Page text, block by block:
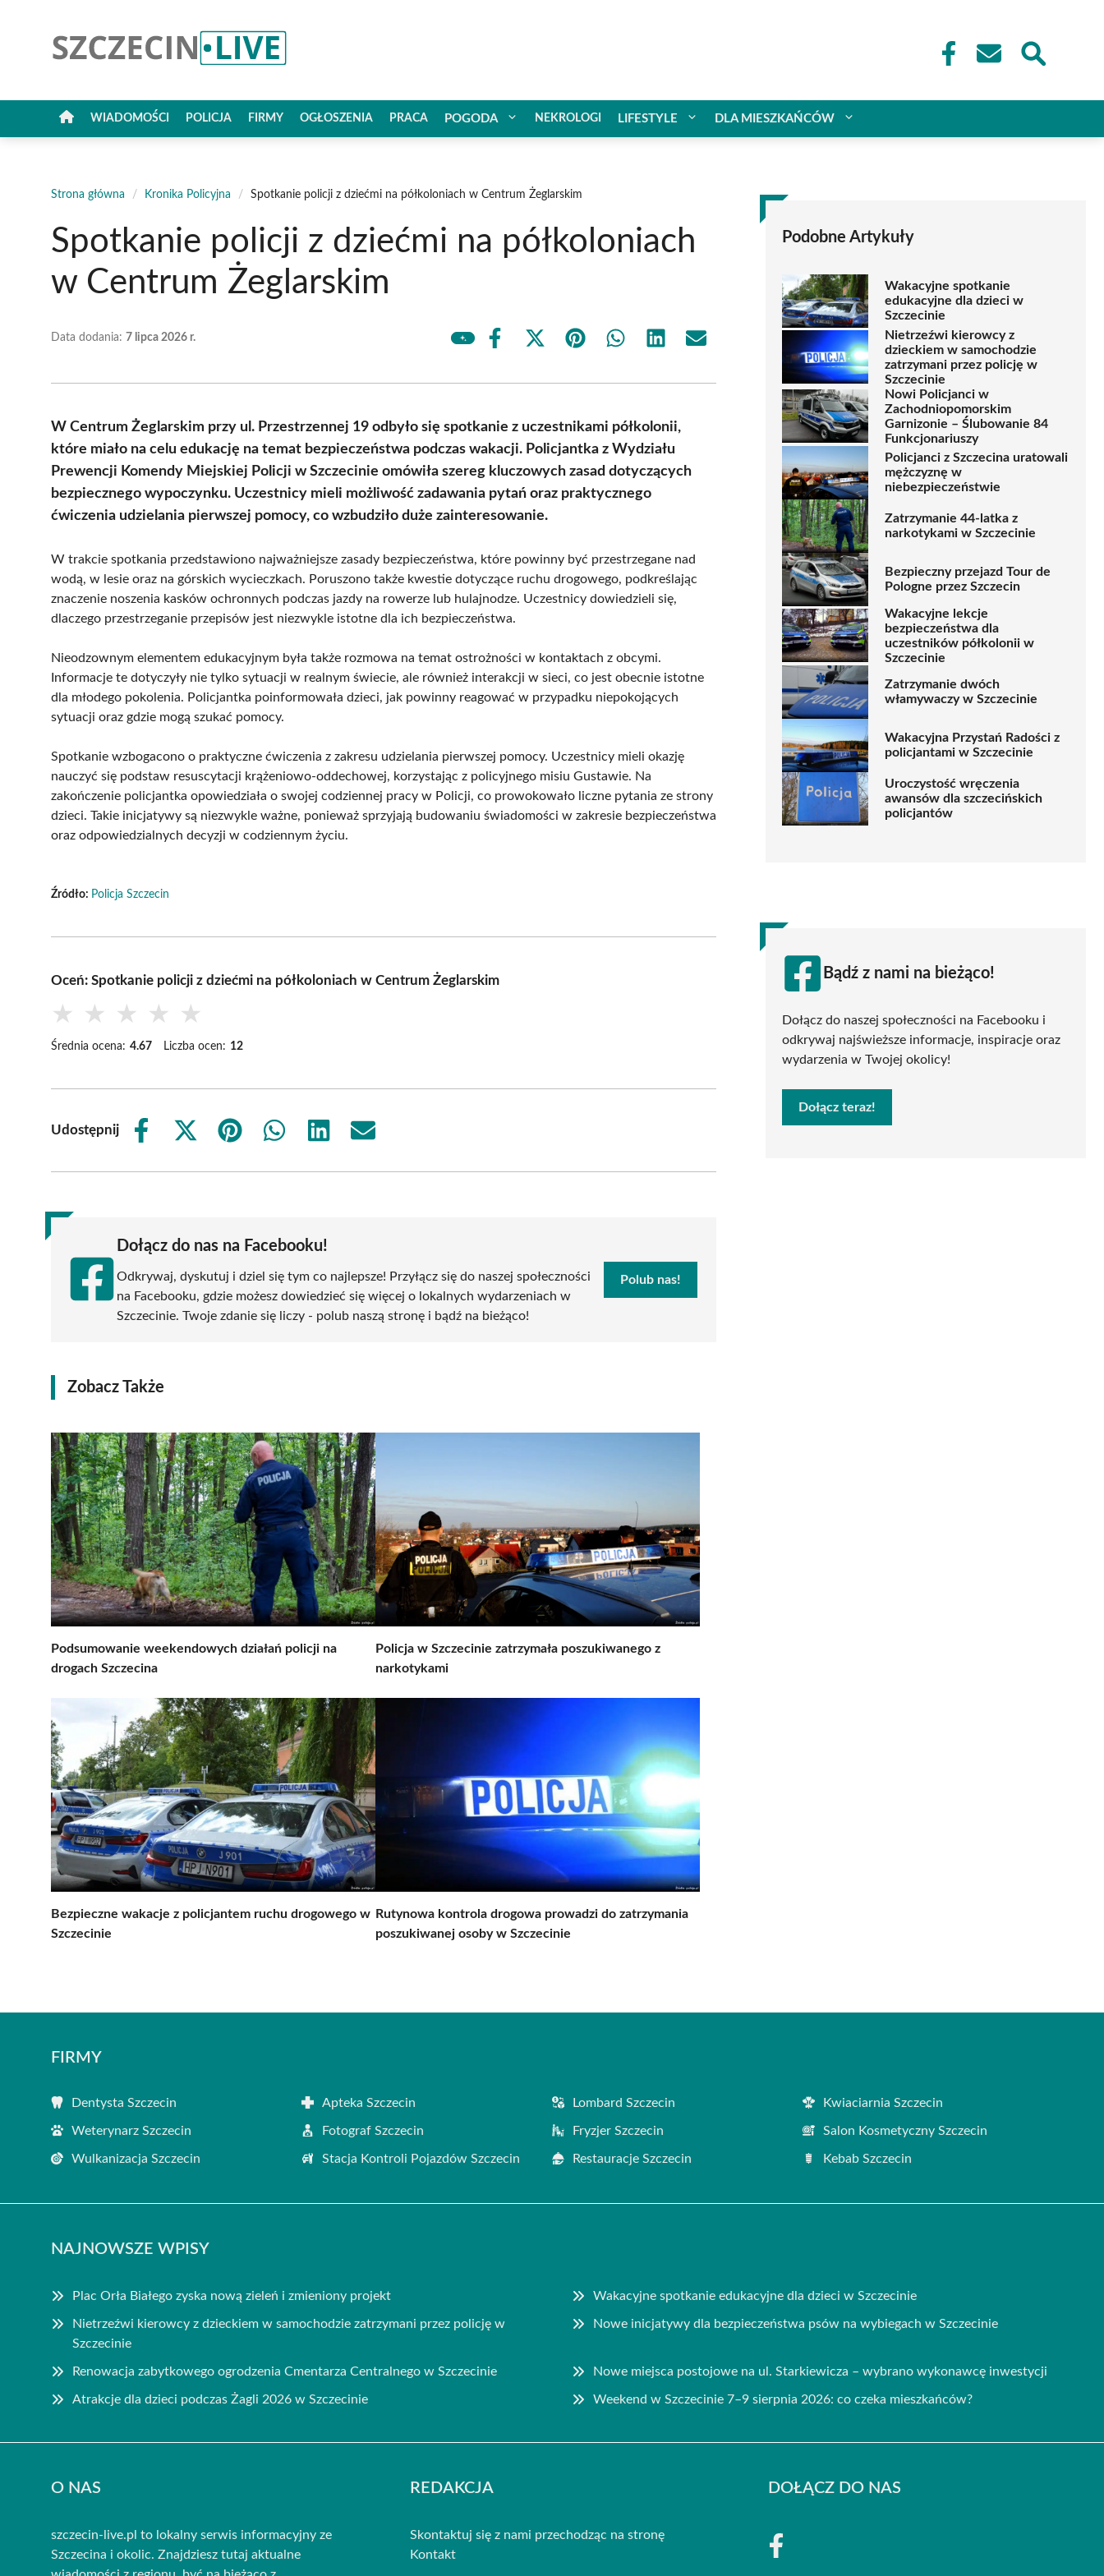
WIADOMOŚCI POLICJA FIRMY OGŁOSZENIA PRACA POGODA NEKROLOGI LIFESTYLE DLA MIESZKAŃCÓW
Strona główna / Kronika Policyjna / Spotkanie policji z dziećmi na półkoloniach w Centrum Żeglarskim
Spotkanie policji z dziećmi na półkoloniach
w Centrum Żeglarskim
Data dodania: 7 lipca 2026 r.
Share
Share
(Twitter)
Share Share Share Share
W Centrum Żeglarskim przy ul. Przestrzennej 19 odbyło się spotkanie z uczestnikami półkolonii,
które miało na celu edukację na temat bezpieczeństwa podczas wakacji. Policjantka z Wydziału
Prewencji Komendy Miejskiej Policji w Szczecinie omówiła szereg kluczowych zasad dotyczących
bezpiecznego wypoczynku. Uczestnicy mieli możliwość zadawania pytań oraz praktycznego
ćwiczenia udzielania pierwszej pomocy, co wzbudziło duże zainteresowanie.
W trakcie spotkania przedstawiono najważniejsze zasady bezpieczeństwa, które powinny być przestrzegane nad
wodą, w lesie oraz na górskich wycieczkach. Poruszono także kwestie dotyczące ruchu drogowego, podkreślając
znaczenie noszenia kasków ochronnych podczas jazdy na rowerze lub hulajnodze. Uczestnicy dowiedzieli się,
dlaczego przestrzeganie przepisów jest niezwykle istotne dla ich bezpieczeństwa.
Nieodzownym elementem edukacyjnym była także rozmowa na temat ostrożności w kontaktach z obcymi.
Informacje te dotyczyły nie tylko sytuacji w realnym świecie, ale również interakcji w sieci, co jest obecnie istotne
dla młodego pokolenia. Policjantka poinformowała dzieci, jak powinny reagować w przypadku niepokojących
sytuacji oraz gdzie mogą szukać pomocy.
Spotkanie wzbogacono o praktyczne ćwiczenia z zakresu udzielania pierwszej pomocy. Uczestnicy mieli okazję
nauczyć się podstaw resuscytacji krążeniowo-oddechowej, korzystając z policyjnego misiu Gustawie. Na
zakończenie policjantka opowiedziała o swojej codziennej pracy w Policji, co prowokowało liczne pytania ze strony
dzieci. Takie inicjatywy są niezwykle ważne, ponieważ sprzyjają budowaniu świadomości w zakresie bezpieczeństwa
oraz odpowiedzialnych decyzji w codziennym życiu.
Źródło: Policja Szczecin
Oceń: Spotkanie policji z dziećmi na półkoloniach w Centrum Żeglarskim
★ ★ ★ ★ ★
Średnia ocena: 4.67 Liczba ocen: 12
Udostępnij
Share
Share
(Twitter)
Share
Share
Share
Share
Dołącz do nas na Facebooku!
Odkrywaj, dyskutuj i dziel się tym co najlepsze! Przyłącz się do naszej społeczności
na Facebooku, gdzie możesz dowiedzieć się więcej o lokalnych wydarzeniach w
Szczecinie. Twoje zdanie się liczy - polub naszą stronę i bądź na bieżąco!
Polub nas!
Zobacz Także
Podsumowanie weekendowych działań policji na
drogach Szczecina
Policja w Szczecinie zatrzymała poszukiwanego z
narkotykami
Bezpieczne wakacje z policjantem ruchu drogowego w
Szczecinie
Rutynowa kontrola drogowa prowadzi do zatrzymania
poszukiwanej osoby w Szczecinie
Podobne Artykuły
Wakacyjne spotkanie
edukacyjne dla dzieci w
Szczecinie
Nietrzeźwi kierowcy z
dzieckiem w samochodzie
zatrzymani przez policję w
Szczecinie
Nowi Policjanci w
Zachodniopomorskim
Garnizonie – Ślubowanie 84
Funkcjonariuszy
Policjanci z Szczecina uratowali
mężczyznę w
niebezpieczeństwie
Zatrzymanie 44-latka z
narkotykami w Szczecinie
Bezpieczny przejazd Tour de
Pologne przez Szczecin
Wakacyjne lekcje
bezpieczeństwa dla
uczestników półkolonii w
Szczecinie
Zatrzymanie dwóch
włamywaczy w Szczecinie
Wakacyjna Przystań Radości z
policjantami w Szczecinie
Uroczystość wręczenia
awansów dla szczecińskich
policjantów
Bądź z nami na bieżąco!
Dołącz do naszej społeczności na Facebooku i
odkrywaj najświeższe informacje, inspiracje oraz
wydarzenia w Twojej okolicy!
Dołącz teraz!
FIRMY
Dentysta Szczecin Apteka Szczecin Lombard Szczecin Kwiaciarnia Szczecin
Weterynarz Szczecin Fotograf Szczecin Fryzjer Szczecin Salon Kosmetyczny Szczecin
Wulkanizacja Szczecin Stacja Kontroli Pojazdów Szczecin Restauracje Szczecin Kebab Szczecin
NAJNOWSZE WPISY
Plac Orła Białego zyska nową zieleń i zmieniony projekt Wakacyjne spotkanie edukacyjne dla dzieci w Szczecinie
Nietrzeźwi kierowcy z dzieckiem w samochodzie zatrzymani przez policję w
Szczecinie
Nowe inicjatywy dla bezpieczeństwa psów na wybiegach w Szczecinie
Renowacja zabytkowego ogrodzenia Cmentarza Centralnego w Szczecinie Nowe miejsca postojowe na ul. Starkiewicza – wybrano wykonawcę inwestycji
Atrakcje dla dzieci podczas Żagli 2026 w Szczecinie Weekend w Szczecinie 7–9 sierpnia 2026: co czeka mieszkańców?
O NAS
szczecin-live.pl to lokalny serwis informacyjny ze
Szczecina i okolic. Znajdziesz tutaj aktualne
REDAKCJA
Skontaktuj się z nami przechodząc na stronę
Kontakt
DOŁĄCZ DO NAS